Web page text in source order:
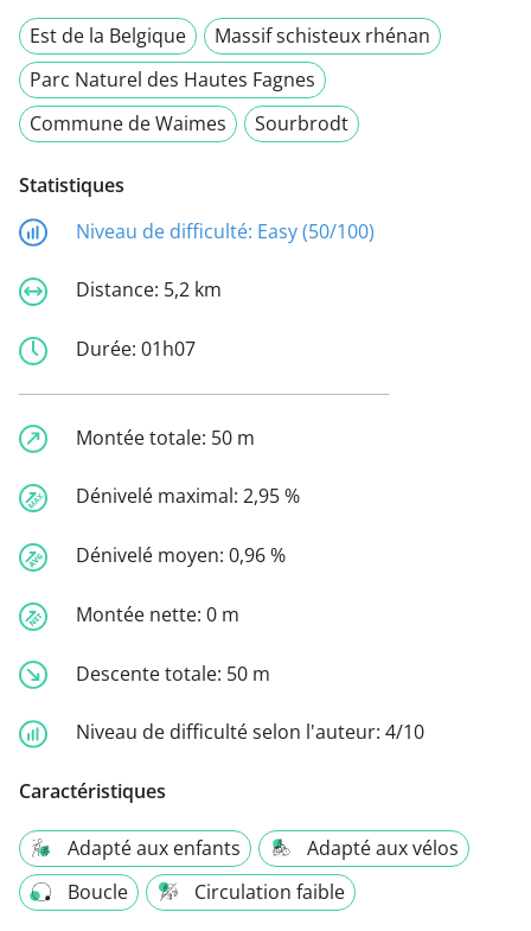
Est de la Belgique
Massif schisteux rhénan
Parc Naturel des Hautes Fagnes
Commune de Waimes
Sourbrodt
Statistiques
Niveau de difficulté: Easy (50/100)
Distance: 5,2 km
Durée: 01h07
Montée totale: 50 m
Dénivelé maximal: 2,95 %
Dénivelé moyen: 0,96 %
Montée nette: 0 m
Descente totale: 50 m
Niveau de difficulté selon l'auteur: 4/10
Caractéristiques
Adapté aux enfants
Adapté aux vélos
Boucle
Circulation faible